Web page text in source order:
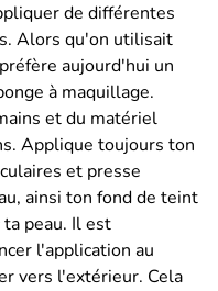
de différentes
Alors qu'on utilisait
aujourd'hui un
à maquillage.
et du matériel
Applique toujours ton
et presse
ainsi ton fond de teint
peau. Il est
l'application au
vers l'extérieur. Cela